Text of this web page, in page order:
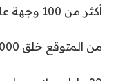
أكثر من 100 وجهة عالمية تخدمها شركة الطيران الجديدة.
من المتوقع خلق 200000 فرصة عمل.